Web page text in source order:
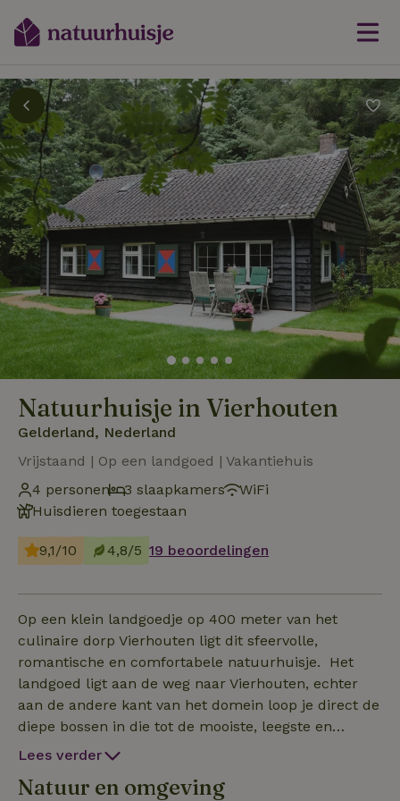
Natuurhuisje in Vierhouten
Gelderland, Nederland
Vrijstaand | Op een landgoed | Vakantiehuis
4 personen
3 slaapkamers
WiFi
Huisdieren toegestaan
9,1/10 4,8/5 19 beoordelingen
Op een klein landgoedje op 400 meter van het
culinaire dorp Vierhouten ligt dit sfeervolle,
romantische en comfortabele natuurhuisje. Het
landgoed ligt aan de weg naar Vierhouten, echter
aan de andere kant van het domein loop je direct de
diepe bossen in die tot de mooiste, leegste en
wildste van de Veluwe behoren. Het huis met twee
woonkamer biedt modern comfort in een
Lees verder
Natuur en omgeving